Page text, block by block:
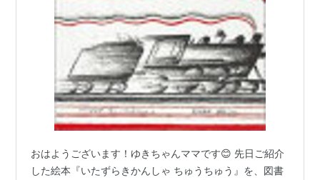
おはようございます！ゆきちゃんママです😊 先日ご紹介
した絵本『いたずらきかんしゃ ちゅうちゅう』を、図書